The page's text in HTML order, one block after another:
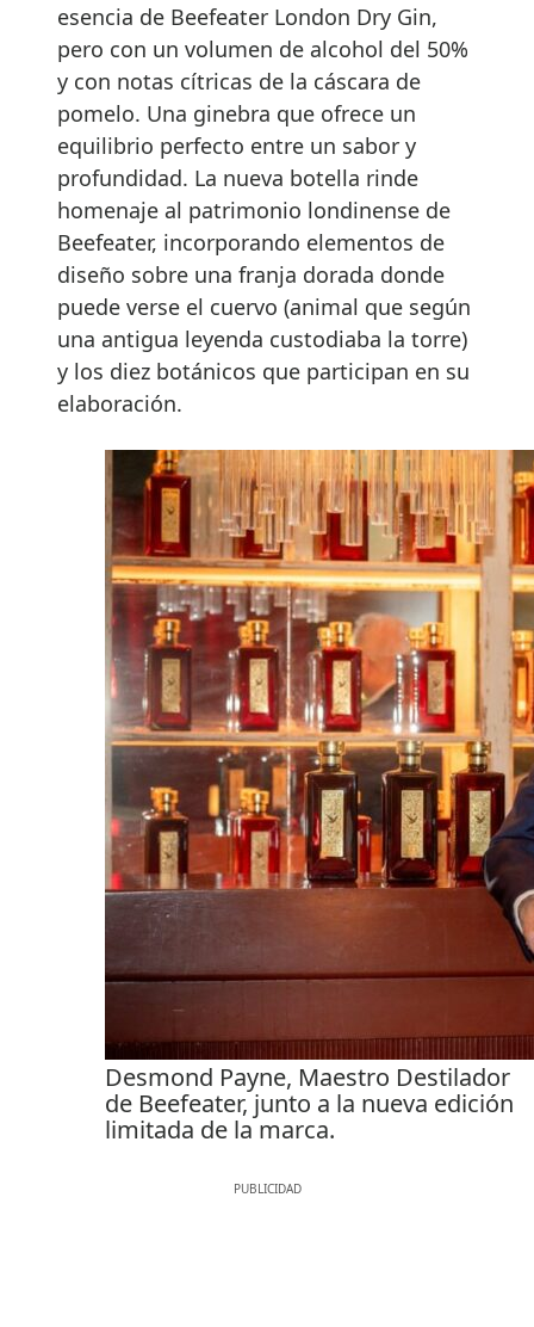
esencia de Beefeater London Dry Gin,
pero con un volumen de alcohol del 50%
y con notas cítricas de la cáscara de
pomelo. Una ginebra que ofrece un
equilibrio perfecto entre un sabor y
profundidad. La nueva botella rinde
homenaje al patrimonio londinense de
Beefeater, incorporando elementos de
diseño sobre una franja dorada donde
puede verse el cuervo (animal que según
una antigua leyenda custodiaba la torre)
y los diez botánicos que participan en su
elaboración.
Desmond Payne, Maestro Destilador
de Beefeater, junto a la nueva edición
limitada de la marca.